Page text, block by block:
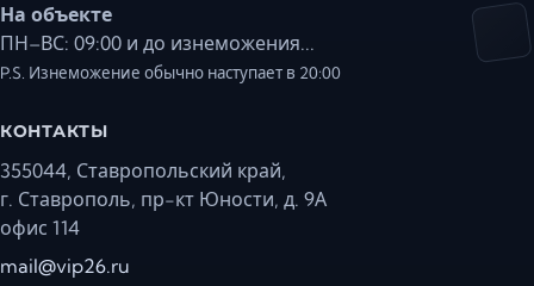
На объекте
ПН–ВС: 09:00 и до изнеможения...
P.S. Изнеможение обычно наступает в 20:00
КОНТАКТЫ
355044, Ставропольский край,
г. Ставрополь, пр-кт Юности, д. 9А
офис 114
mail@vip26.ru